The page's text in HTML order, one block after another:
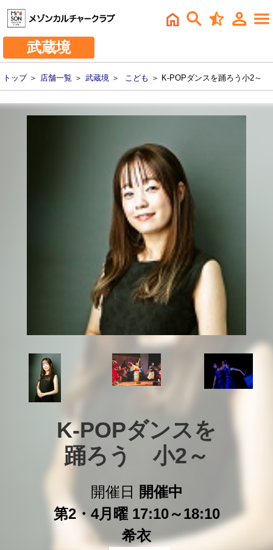
武蔵境
トップ＞ 店舗一覧 ＞ 武蔵境 ＞ こども ＞ K-POPダンスを踊ろう小2～
K-POPダンスを
踊ろう　小2～
開催日
開催中
第2・4月曜 17:10～18:10
希衣